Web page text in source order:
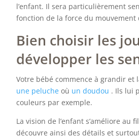
l’enfant. Il sera particulièrement
fonction de la force du mouvement
Bien choisir les
développer les
Votre bébé commence à grandir
une peluche où un doudou . Ils lui
couleurs par exemple.
La vision de l’enfant s’améliore
découvre ainsi des détails et